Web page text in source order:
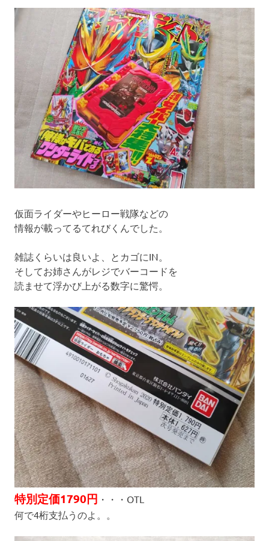
仮面ライダーやヒーロー戦隊などの
情報が載ってるてれびくんでした。
雑誌くらいは良いよ、とカゴにIN。
そしてお姉さんがレジでバーコードを
読ませて浮かび上がる数字に驚愕。
特別定価1790円 ・・・OTL
何で4桁支払うのよ。。